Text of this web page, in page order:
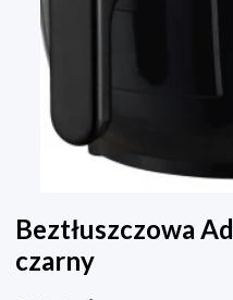
Beztłuszczowa
czarny